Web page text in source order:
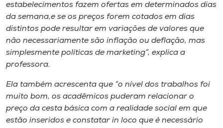
estabelecimentos fazem ofertas em determinados dias
da semana,e se os preços forem cotados em dias
distintos pode resultar em variações de valores que
não necessariamente são inflação ou deflação, mas
simplesmente políticas de marketing”, explica a
professora.
Ela também acrescenta que “o nível dos trabalhos foi
muito bom, os acadêmicos puderam relacionar o
preço da cesta básica com a realidade social em que
estão inseridos e constatar in loco que é necessário